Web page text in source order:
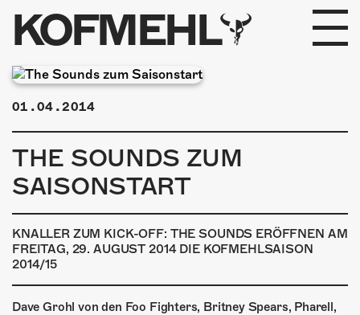
KOFMEHL
PROGRAMM
FABRIKGEFLÜSTER
GALERIE
PHOTOMAT
INFOS
01.04.2014
THE SOUNDS ZUM
SAISONSTART
KNALLER ZUM KICK-OFF: THE SOUNDS ERÖFFNEN AM
FREITAG, 29. AUGUST 2014 DIE KOFMEHLSAISON
2014/15
Dave Grohl von den Foo Fighters, Britney Spears, Pharell,